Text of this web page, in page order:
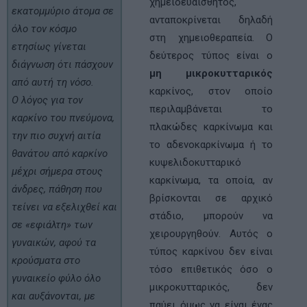
εκατομμύριο άτομα σε
όλο τον κόσμο
ετησίως γίνεται
διάγνωση ότι πάσχουν
από αυτή τη νόσο.
Ο λόγος για τον
καρκίνο του πνεύμονα,
την πιο συχνή αιτία
θανάτου από καρκίνο
μέχρι σήμερα στους
άνδρες, πάθηση που
τείνει να εξελιχθεί και
σε «εφιάλτη» των
γυναικών, αφού τα
κρούσματα στο
γυναικείο φύλο όλο
και αυξάνονται, με
ανταποκρίνεται δηλαδή
στη χημειοθεραπεία. Ο
δεύτερος τύπος είναι ο
μη μικροκυτταρικός
καρκίνος, στον οποίο
περιλαμβάνεται το
πλακώδες καρκίνωμα και
το αδενοκαρκίνωμα ή το
κυψελιδοκυτταρικό
καρκίνωμα, τα οποία, αν
βρίσκονται σε αρχικό
στάδιο, μπορούν να
χειρουργηθούν. Αυτός ο
τύπος καρκίνου δεν είναι
τόσο επιθετικός όσο ο
μικροκυτταρικός, δεν